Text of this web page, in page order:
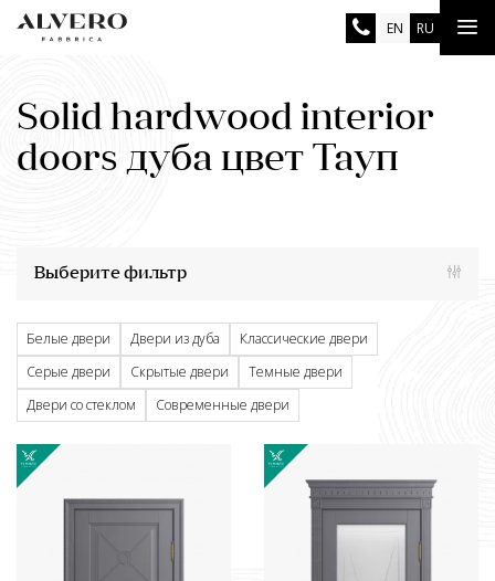
Skip
EN RU
Solid hardwood interior
doors дуба цвет Тауп
Выберите фильтр
Белые двери Двери из дуба
Классические двери
Серые двери
Скрытые двери
Темные двери
Двери со стеклом
Современные двери